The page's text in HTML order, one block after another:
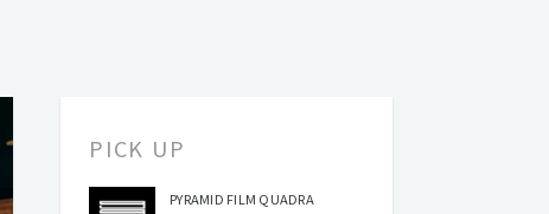
PICK UP
PYRAMID FILM QUADRA